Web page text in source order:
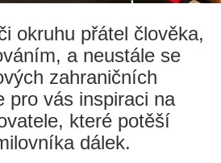
okruhu přátel člověka,
a neustále se
zahraničních
pro vás inspiraci na
které potěší
dálek.